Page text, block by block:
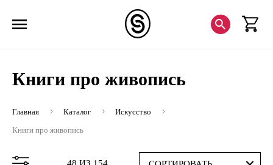
Книги про живопись
Главная Каталог
Искусство
Книги про живопись
48 ИЗ 154